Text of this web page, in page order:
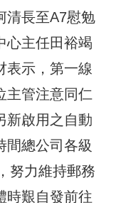
清長至A7慰勉
心主任田裕竭
表示，第一線
主管注意同仁
新啟用之自動
間總公司各級
努力維持郵務
時艱自發前往